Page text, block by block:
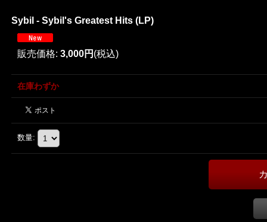
Sybil - Sybil's Greatest Hits (LP)
販売価格: 3,000円 (税込)
在庫わずか
数量: